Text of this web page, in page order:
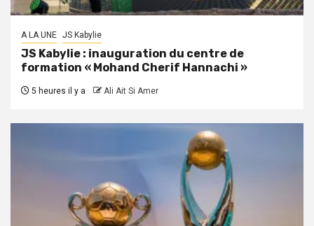
A LA UNE JS Kabylie
JS Kabylie : inauguration du centre de
formation « Mohand Cherif Hannachi »
5 heures il y a Ali Ait Si Amer